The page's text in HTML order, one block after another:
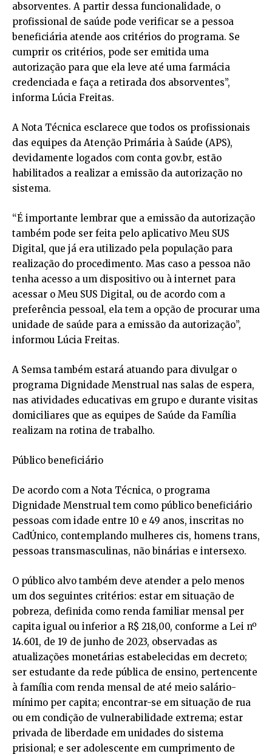
absorventes. A partir dessa funcionalidade, o
profissional de saúde pode verificar se a pessoa
beneficiária atende aos critérios do programa. Se
cumprir os critérios, pode ser emitida uma
autorização para que ela leve até uma farmácia
credenciada e faça a retirada dos absorventes”,
informa Lúcia Freitas.
A Nota Técnica esclarece que todos os profissionais
das equipes da Atenção Primária à Saúde (APS),
devidamente logados com conta gov.br, estão
habilitados a realizar a emissão da autorização no
sistema.
“É importante lembrar que a emissão da autorização
também pode ser feita pelo aplicativo Meu SUS
Digital, que já era utilizado pela população para
realização do procedimento. Mas caso a pessoa não
tenha acesso a um dispositivo ou à internet para
acessar o Meu SUS Digital, ou de acordo com a
preferência pessoal, ela tem a opção de procurar uma
unidade de saúde para a emissão da autorização”,
informou Lúcia Freitas.
A Semsa também estará atuando para divulgar o
programa Dignidade Menstrual nas salas de espera,
nas atividades educativas em grupo e durante visitas
domiciliares que as equipes de Saúde da Família
realizam na rotina de trabalho.
Público beneficiário
De acordo com a Nota Técnica, o programa
Dignidade Menstrual tem como público beneficiário
pessoas com idade entre 10 e 49 anos, inscritas no
CadÚnico, contemplando mulheres cis, homens trans,
pessoas transmasculinas, não binárias e intersexo.
O público alvo também deve atender a pelo menos
um dos seguintes critérios: estar em situação de
pobreza, definida como renda familiar mensal per
capita igual ou inferior a R$ 218,00, conforme a Lei nº
14.601, de 19 de junho de 2023, observadas as
atualizações monetárias estabelecidas em decreto;
ser estudante da rede pública de ensino, pertencente
à família com renda mensal de até meio salário-
mínimo per capita; encontrar-se em situação de rua
ou em condição de vulnerabilidade extrema; estar
privada de liberdade em unidades do sistema
prisional; e ser adolescente em cumprimento de